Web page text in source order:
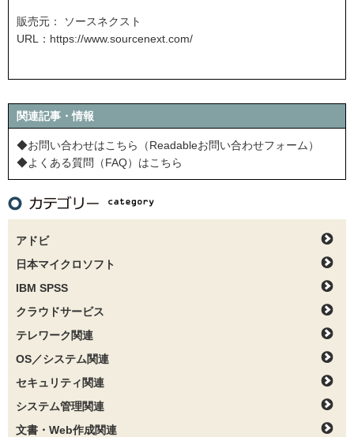
販売元： ソースネクスト
URL： https://www.sourcenext.com/
関連記事・情報
◆お問い合わせはこちら（Readableお問い合わせフォーム）
◆よくある質問（FAQ）はこちら
アドビ
日本マイクロソフト
IBM SPSS
クラウドサービス
テレワーク関連
OS／システム関連
セキュリティ関連
システム管理関連
文書・Web作成関連